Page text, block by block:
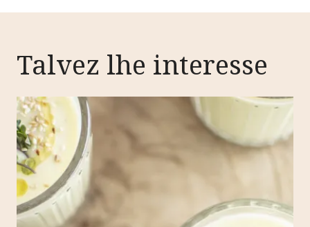
Talvez lhe interesse